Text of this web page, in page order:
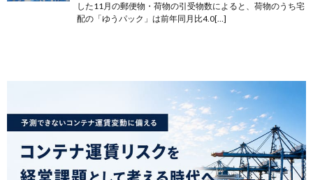
した11月の郵便物・荷物の引受物数によると、荷物のうち宅
配の「ゆうパック」は前年同月比4.0[…]